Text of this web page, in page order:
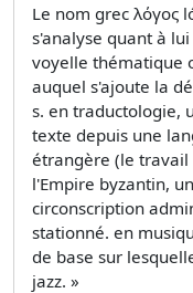
Le nom grec λόγος
s'analyse quant à
voyelle thématique
auquel s'ajoute la
s. en traductologie,
texte depuis une
étrangère (le travail
l'Empire byzantin,
circonscription
stationné. en
de base sur
jazz. »